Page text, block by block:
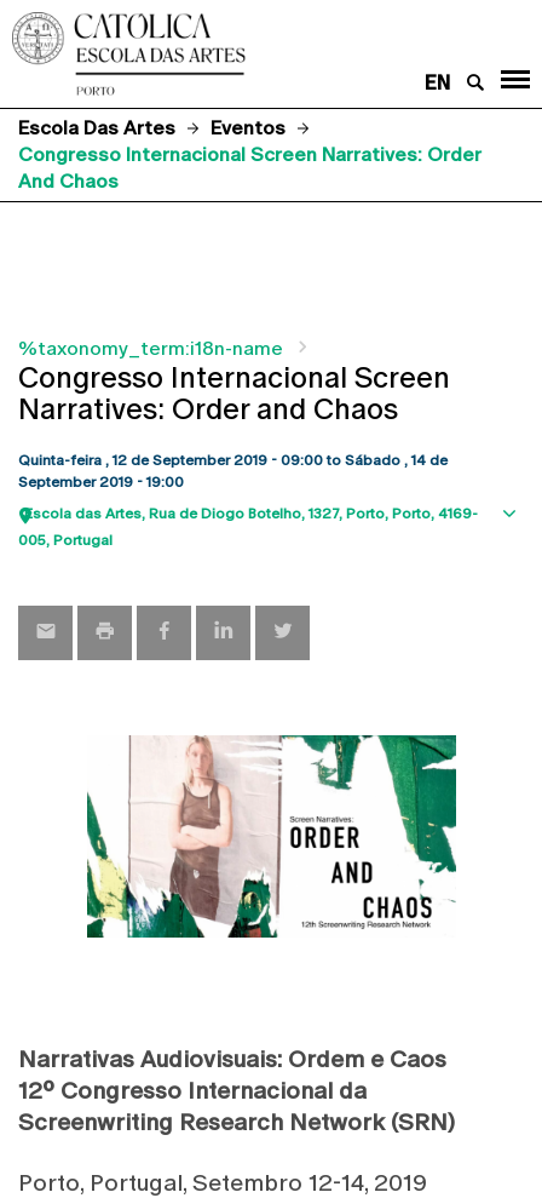
EN
Escola Das Artes
Eventos
Congresso Internacional Screen Narratives: Order
And Chaos
%taxonomy_term:i18n-name
Congresso Internacional Screen
Narratives: Order and Chaos
Quinta-feira , 12 de September 2019 - 09:00to Sábado , 14 de
September 2019 - 19:00
Escola das Artes Rua de Diogo Botelho, 1327 Porto Porto 4169-
005 Portugal
Narrativas Audiovisuais: Ordem e Caos
12º Congresso Internacional da
Screenwriting Research Network (SRN)
Porto, Portugal, Setembro 12-14, 2019